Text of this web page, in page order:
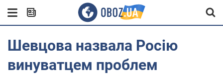
Шевцова назвала Росію
винуватцем проблем